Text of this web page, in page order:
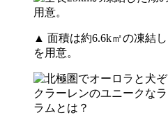
▲ 面積は約6.6k㎡の凍結
を用意。